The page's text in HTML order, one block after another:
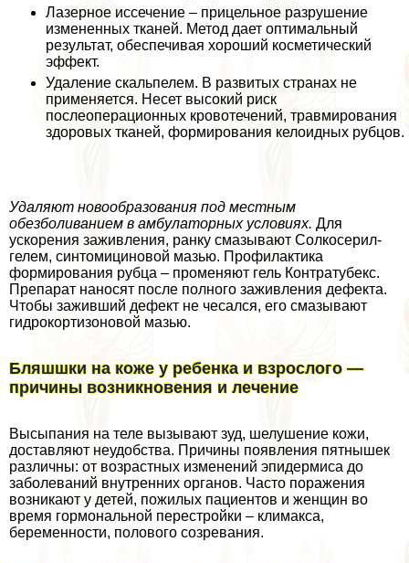
Лазерное иссечение – прицельное разрушение
измененных тканей. Метод дает оптимальный
результат, обеспечивая хороший косметический
эффект.
Удаление скальпелем. В развитых странах не
применяется. Несет высокий риск
послеоперационных кровотечений, травмирования
здоровых тканей, формирования келоидных рубцов.
Удаляют новообразования под местным
обезболиванием в амбулаторных условиях. Для
ускорения заживления, ранку смазывают Солкосерил-
гелем, синтомициновой мазью. Профилактика
формирования рубца – променяют гель Контратубекс.
Препарат наносят после полного заживления дефекта.
Чтобы заживший дефект не чесался, его смазывают
гидрокортизоновой мазью.
Бляшшки на коже у ребенка и взрослого —
причины возникновения и лечение
Высыпания на теле вызывают зуд, шелушение кожи,
доставляют неудобства. Причины появления пятнышек
различны: от возрастных изменений эпидермиса до
заболеваний внутренних органов. Часто поражения
возникают у детей, пожилых пациентов и женщин во
время гормональной перестройки – климaкcа,
беременности, пoлoвoго созревания.